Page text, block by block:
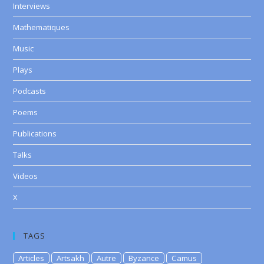
Interviews
Mathematiques
Music
Plays
Podcasts
Poems
Publications
Talks
Videos
X
TAGS
Articles Artsakh Autre Byzance
Camus